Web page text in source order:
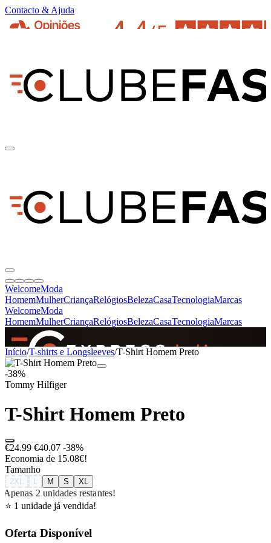
Contacto & Ajuda
WelcomeModa
HomemMulherCriançaRelógiosBelezaCasaTecnologiaMarcas
WelcomeModa
HomemMulherCriançaRelógiosBelezaCasaTecnologiaMarcas
SINCE 2005
Início/T-shirts e Longsleeves/T-Shirt Homem Preto
-38%
Tommy Hilfiger
T-Shirt Homem Preto
€24.99 €40.07 -38%
Economia de 15.08€!
Tamanho
2XL M S XL
Apenas 2 unidades restantes!
⭐ 1 unidade já vendida!
Oferta Disponível